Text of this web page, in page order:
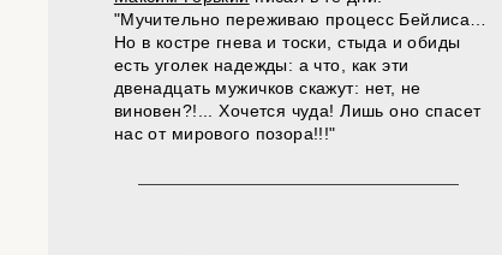
"Мучительно переживаю процесс Бейлиса…
Но в костре гнева и тоски, стыда и обиды
есть уголек надежды: а что, как эти
двенадцать мужичков скажут: нет, не
виновен?!... Хочется чуда! Лишь оно спасет
нас от мирового позора!!!"